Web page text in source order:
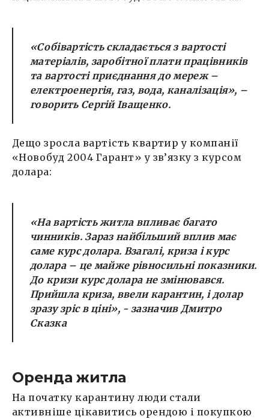
«Собівартість складається з вартості
матеріалів, заробітної плати працівників
та вартості приєднання до мереж –
електроенергія, газ, вода, каналізація», –
говорить Сергій Іващенко.
Дещо зросла вартість квартир у компанії
«Новобуд 2004 Гарант» у зв’язку з курсом
долара:
«На вартість житла впливає багато
чинників. Зараз найбільший вплив має
саме курс долара. Взагалі, криза і курс
долара – це майже рівносильні показники.
До кризи курс долара не змінювався.
Прийшла криза, ввели карантин, і долар
зразу зріс в ціні», - зазначив Дмитро
Сказка
Оренда житла
На початку карантину люди стали
активніше цікавитись орендою і покупкою